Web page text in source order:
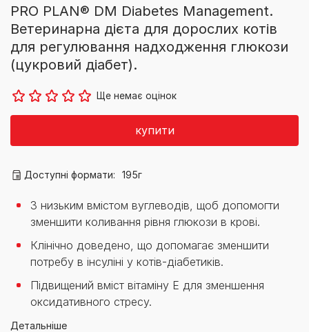
PRO PLAN® DM Diabetes Management.
Ветеринарна дієта для дорослих котів
для регулювання надходження глюкози
(цукровий діабет).
Ще немає оцінок
купити
Доступні формати: 195г
З низьким вмістом вуглеводів, щоб допомогти
зменшити коливання рівня глюкози в крові.
Клінічно доведено, що допомагає зменшити
потребу в інсуліні у котів-діабетиків.
Підвищений вміст вітаміну Е для зменшення
оксидативного стресу.
Детальніше